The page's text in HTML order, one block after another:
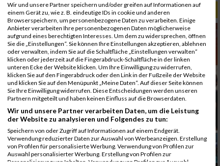
ALBUM B2RUN MÜNCHEN, B2RUN / 16.07.2019
Wir und unsere Partner speichern und/oder greifen auf Informationen auf
einem Gerät zu, wie z. B. eindeutige IDs in cookie und anderen
Browserspeichern, um personenbezogene Daten zu verarbeiten. Einige
Anbieter verarbeiten Ihre personenbezogenen Daten möglicherweise
aufgrund eines berechtigten Interesses. Um dem zu widersprechen, öffnen
Sie die „Einstellungen“. Sie können Ihre Einstellungen akzeptieren, ablehnen
oder verwalten, indem Sie auf die Schaltfläche „Einstellungen verwalten“
klicken oder jederzeit auf die Fingerabdruck-Schaltfläche in der linken
unteren Ecke der Website klicken. Um Ihre Einwilligung zu widerrufen,
klicken Sie auf den Fingerabdruck oder den Link in der Fußzeile der Website
und klicken Sie auf den Menüpunkt „Meine Daten“. Auf dieser Seite können
Sie Ihre Einwilligung widerrufen. Diese Entscheidungen werden unseren
Partnern mitgeteilt und haben keinen Einfluss auf die Browserdaten.
Wir und unsere Partner verarbeiten Daten, um die Leistung
der Website zu analysieren und Folgendes zu tun:
Speichern von oder Zugriff auf Informationen auf einem Endgerät.
Verwendung reduzierter Daten zur Auswahl von Werbeanzeigen. Erstellung
von Profilen für personalisierte Werbung. Verwendung von Profilen zur
Auswahl personalisierter Werbung. Erstellung von Profilen zur
Personalisierung von Inhalten. Verwendung von Profilen zur Auswahl